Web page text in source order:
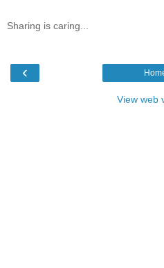
Sharing is caring...
‹
View web